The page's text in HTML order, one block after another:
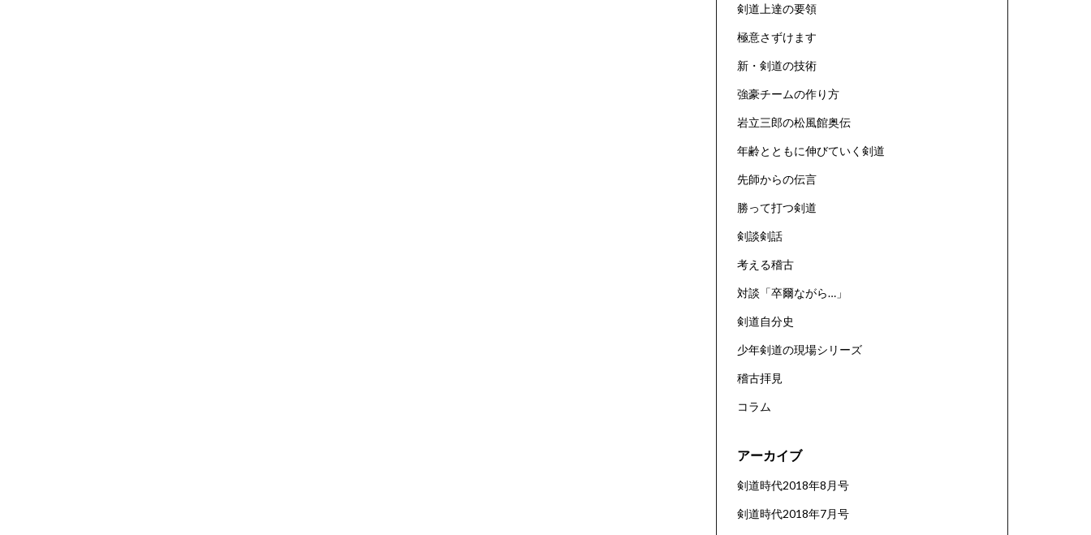
剣道上達の要領
極意さずけます
新・剣道の技術
強豪チームの作り方
岩立三郎の松風館奥伝
年齢とともに伸びていく剣道
先師からの伝言
勝って打つ剣道
剣談剣話
考える稽古
対談「卒爾ながら…」
剣道自分史
少年剣道の現場シリーズ
稽古拝見
コラム
アーカイブ
剣道時代2018年8月号
剣道時代2018年7月号